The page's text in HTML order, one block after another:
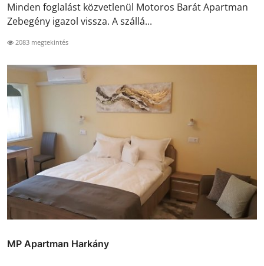
Minden foglalást közvetlenül Motoros Barát Apartman
Zebegény igazol vissza. A szállá...
2083 megtekintés
MP Apartman Harkány